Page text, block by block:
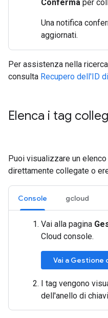
Conferma per
Una notifica
aggiornati.
Per assistenza nella
consulta Recupero dell'ID
Elenca i tag
Puoi visualizzare un
direttamente collegate o
Console gcloud
Vai alla pagina
Cloud console.
Vai a Gestione
I tag vengono
dell'anello di